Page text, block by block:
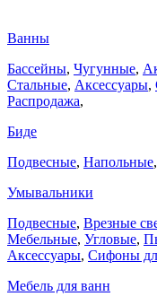
Ванны
Бассейны, Чугунные,
Стальные, Аксессуары,
Распродажа,
Биде
Подвесные, Напольные,
Умывальники
Подвесные, Врезные
Мебельные, Угловые,
Аксессуары, Сифоны
Мебель для ванн